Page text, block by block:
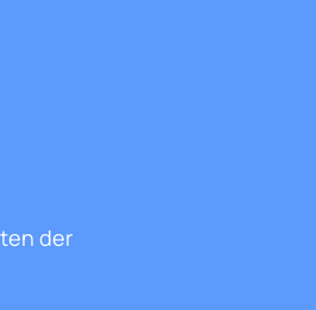
der